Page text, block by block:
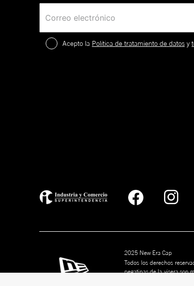
Acepto la Política de tratamiento de datos y
2025 New Era Cap
Todos los derechos
pegatinas de la visera son